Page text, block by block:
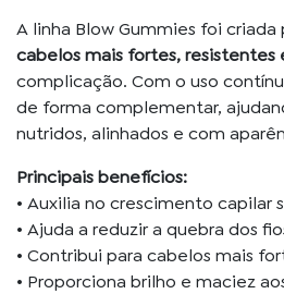
A linha Blow Gummies foi criada
cabelos mais fortes, resistentes
complicação. Com o uso
de forma complementar,
nutridos, alinhados e com
Principais benefícios:
• Auxilia no crescimento capilar
• Ajuda a reduzir a quebra dos
• Contribui para cabelos mais
• Proporciona brilho e maciez